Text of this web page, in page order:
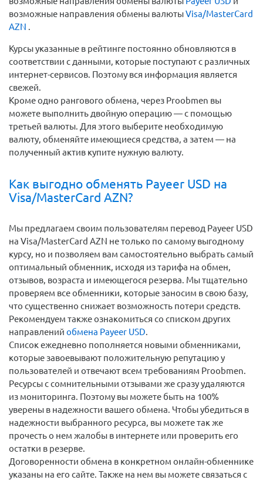
возможные направления обмены валютыVisa/MasterCard
AZN .
Курсы указанные в рейтинге постоянно обновляются в
соответствии с данными, которые поступают с различных
интернет-сервисов. Поэтому вся информация является
свежей.
Кроме одно рангового обмена, через Proobmen вы
можете выполнить двойную операцию — с помощью
третьей валюты. Для этого выберите необходимую
валюту, обменяйте имеющиеся средства, а затем — на
полученный актив купите нужную валюту.
Как выгодно обменять Payeer USD на
Visa/MasterCard AZN?
Мы предлагаем своим пользователям перевод Payeer USD
на Visa/MasterCard AZN не только по самому выгодному
курсу, но и позволяем вам самостоятельно выбрать самый
оптимальный обменник, исходя из тарифа на обмен,
отзывов, возраста и имеющегося резерва. Мы тщательно
проверяем все обменники, которые заносим в свою базу,
что существенно снижает возможность потери средств.
Рекомендуем также ознакомиться со списком других
направлений обмена Payeer USD.
Список ежедневно пополняется новыми обменниками,
которые завоевывают положительную репутацию у
пользователей и отвечают всем требованиям Proobmen.
Ресурсы с сомнительными отзывами же сразу удаляются
из мониторинга. Поэтому вы можете быть на 100%
уверены в надежности вашего обмена. Чтобы убедиться в
надежности выбранного ресурса, вы можете так же
прочесть о нем жалобы в интернете или проверить его
остатки в резерве.
Договоренности обмена в конкретном онлайн-обменнике
указаны на его сайте. Также на нем вы можете связаться с